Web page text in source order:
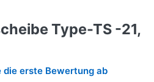
Type-TS -21,
die erste Bewertung ab